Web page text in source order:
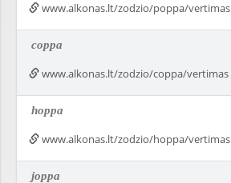
www.alkonas.lt/zodzio/poppa/vertimas
coppa
www.alkonas.lt/zodzio/coppa/vertimas
hoppa
www.alkonas.lt/zodzio/hoppa/vertimas
joppa